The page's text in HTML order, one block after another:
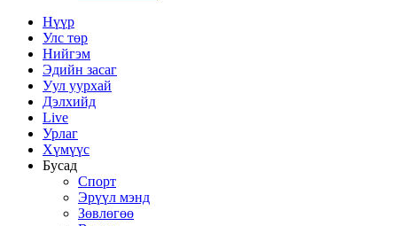
Нүүр
Улс төр
Нийгэм
Эдийн засаг
Уул уурхай
Дэлхийд
Live
Урлаг
Хүмүүс
Бусад
Спорт
Эрүүл мэнд
Зөвлөгөө